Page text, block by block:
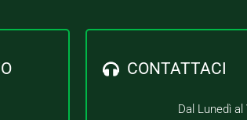
CONTATTACI
Dal